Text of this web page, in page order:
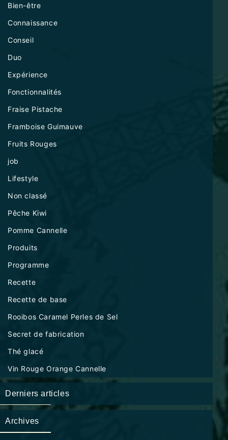
Bien-être
Connaissance
Conseil
Duo
Expérience
Fonctionnalités
Fraise Pistache
Framboise Guimauve
Fruits Rouges
job
Lifestyle
Non classé
Pêche Kiwi
Pomme Cannelle
Produits
Programme
Recette
Recette de base
Rooibos Caramel Perles de Sel
Secret de fabrication
Thé glacé
Vin Rouge Orange Cannelle
Derniers articles
Archives